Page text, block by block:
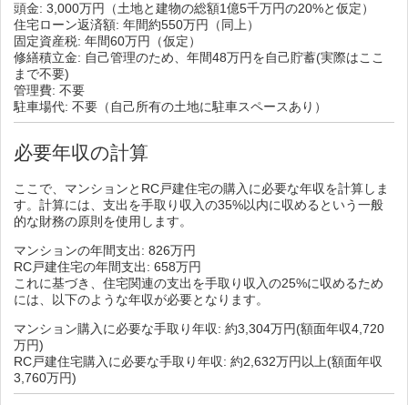
頭金: 3,000万円（土地と建物の総額1億5千万円の20%と仮定）
住宅ローン返済額: 年間約550万円（同上）
固定資産税: 年間60万円（仮定）
修繕積立金: 自己管理のため、年間48万円を自己貯蓄(実際はここ
まで不要)
管理費: 不要
駐車場代: 不要（自己所有の土地に駐車スペースあり）
必要年収の計算
ここで、マンションとRC戸建住宅の購入に必要な年収を計算しま
す。計算には、支出を手取り収入の35%以内に収めるという一般
的な財務の原則を使用します。
マンションの年間支出: 826万円
RC戸建住宅の年間支出: 658万円
これに基づき、住宅関連の支出を手取り収入の25%に収めるため
には、以下のような年収が必要となります。
マンション購入に必要な手取り年収: 約3,304万円(額面年収4,720
万円)
RC戸建住宅購入に必要な手取り年収: 約2,632万円以上(額面年収
3,760万円)